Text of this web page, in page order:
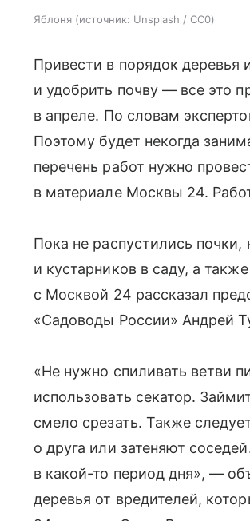
Яблоня источник: Unsplash / CC0
Привести в порядок деревья
и удобрить почву — все это
в апреле. По словам
Поэтому будет некогда
перечень работ нужно
в материале Москвы 24.
Пока не распустились
и кустарников в саду, а
с Москвой 24 рассказал
«Садоводы России» Андрей
«Не нужно спиливать ветви
использовать секатор.
смело срезать. Также
о друга или затеняют
в какой-то период дня», —
деревья от вредителей,